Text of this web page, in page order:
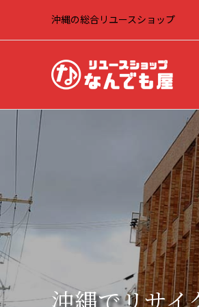
沖縄の総合リユースショップ
沖縄でリサ